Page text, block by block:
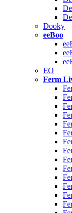
Dooky
eeBoo
EO
Ferm